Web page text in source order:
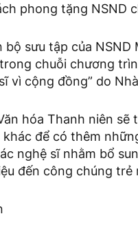
phong tặng NSND
sưu tập của NSND
chuỗi chương
vì cộng đồng” do
hóa Thanh niên
để có thêm
nghệ sĩ nhằm bổ
đến công chúng trẻ